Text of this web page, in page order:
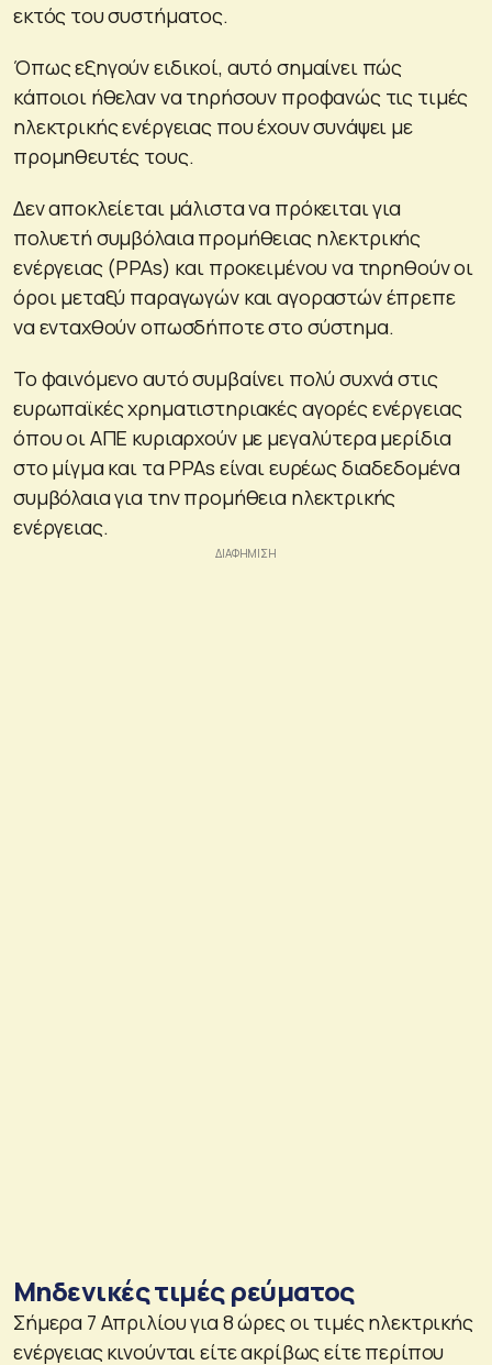
εκτός του συστήματος.
Όπως εξηγούν ειδικοί, αυτό σημαίνει πώς
κάποιοι ήθελαν να τηρήσουν προφανώς τις τιμές
ηλεκτρικής ενέργειας που έχουν συνάψει με
προμηθευτές τους.
Δεν αποκλείεται μάλιστα να πρόκειται για
πολυετή συμβόλαια προμήθειας ηλεκτρικής
ενέργειας (PPAs) και προκειμένου να τηρηθούν οι
όροι μεταξύ παραγωγών και αγοραστών έπρεπε
να ενταχθούν οπωσδήποτε στο σύστημα.
Το φαινόμενο αυτό συμβαίνει πολύ συχνά στις
ευρωπαϊκές χρηματιστηριακές αγορές ενέργειας
όπου οι ΑΠΕ κυριαρχούν με μεγαλύτερα μερίδια
στο μίγμα και τα PPAs είναι ευρέως διαδεδομένα
συμβόλαια για την προμήθεια ηλεκτρικής
ενέργειας.
Μηδενικές τιμές ρεύματος
Σήμερα 7 Απριλίου για 8 ώρες οι τιμές ηλεκτρικής
ενέργειας κινούνται είτε ακρίβως είτε περίπου